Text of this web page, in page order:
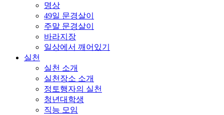
명상
49일 문경살이
주말 문경살이
바라지장
일상에서 깨어있기
실천
실천 소개
실천장소 소개
정토행자의 실천
청년대학생
직능 모임